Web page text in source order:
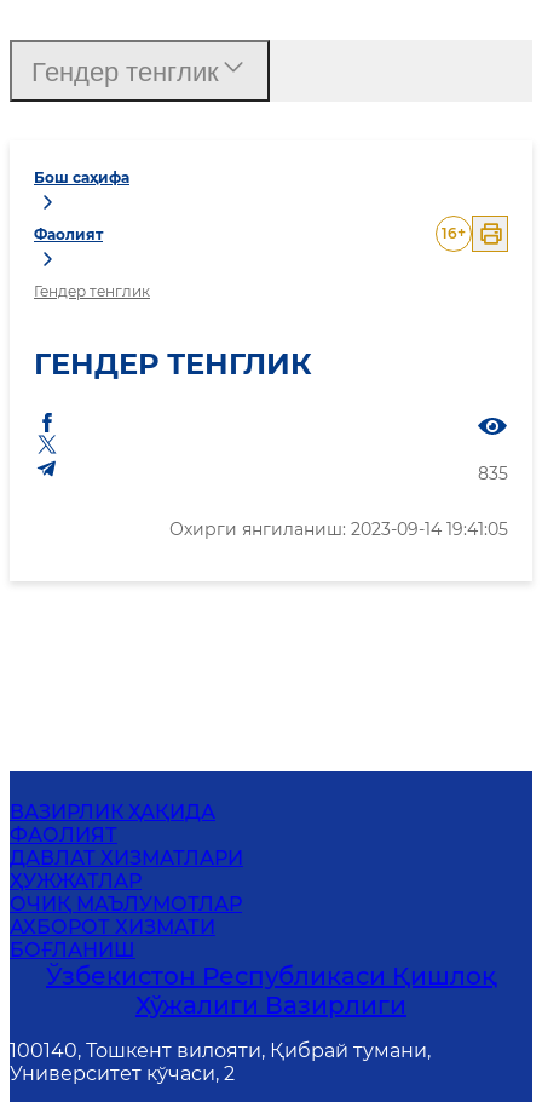
Бош саҳифа
Фаолият
Гендер тенглик
16+
ГЕНДЕР ТЕНГЛИК
835
Охирги янгиланиш: 2023-09-14 19:41:05
Гендер тенглик
ВАЗИРЛИК ҲАҚИДА
ФАОЛИЯТ
ДАВЛАТ ХИЗМАТЛАРИ
ҲУЖЖАТЛАР
ОЧИҚ МАЪЛУМОТЛАР
АХБОРОТ ХИЗМАТИ
БОҒЛАНИШ
Ўзбекистон Республикаси Қишлоқ
Хўжалиги Вазирлиги
100140, Тошкент вилояти, Қибрай тумани,
Университет кўчаси, 2